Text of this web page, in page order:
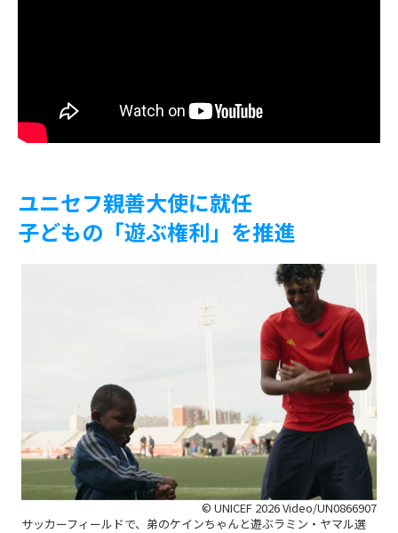
ユニセフ親善大使に就任
子どもの「遊ぶ権利」を推進
© UNICEF 2026 Video/UN0866907
サッカーフィールドで、弟のケインちゃんと遊ぶラミン・ヤマル選